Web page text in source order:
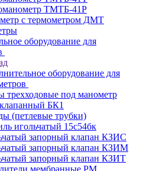
ТМТБ-41Р
с термометром ДМТ
оборудование для
оборудование для
трехходовые под манометр
БК1
(петлевые трубки)
игольчатый 15с54бк
запорный клапан КЗИС
запорный клапан КЗИМ
запорный клапан КЗИТ
мембранные РМ